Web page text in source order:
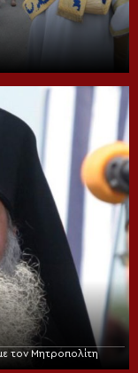
τον Μητροπολίτη